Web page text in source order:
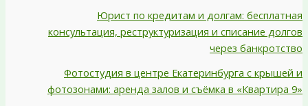
Юрист по кредитам и долгам: бесплатная
консультация, реструктуризация и списание долгов
через банкротство
Фотостудия в центре Екатеринбурга с крышей и
фотозонами: аренда залов и съёмка в «Квартира 9»